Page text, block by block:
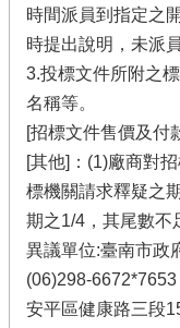
時間派員到指定之
時提出說明，未派
3.投標文件所附之
名稱等。
[招標文件售價及付
[其他]：(1)廠商對
標機關請求釋疑之
期之1/4，其尾數不
異議單位:臺南市政
(06)298-
安平區健康路三段